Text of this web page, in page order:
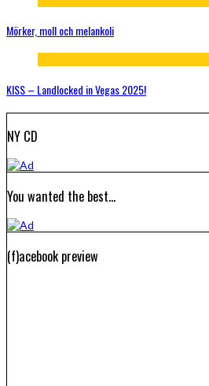
Mörker, moll och melankoli
KISS – Landlocked in Vegas 2025!
NY CD
You wanted the best…
(f)acebook preview